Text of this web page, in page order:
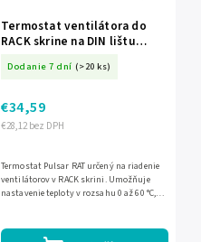
Termostat ventilátora do
RACK skrine na DIN lištu
Dodanie 7 dní (>20 ks)
€28,12 bez DPH
€34,59
Termostat Pulsar RAT určený na riadenie
ventilátorov v RACK skrini. Umožňuje
nastavenie teploty v rozsahu 0 až 60 °C,